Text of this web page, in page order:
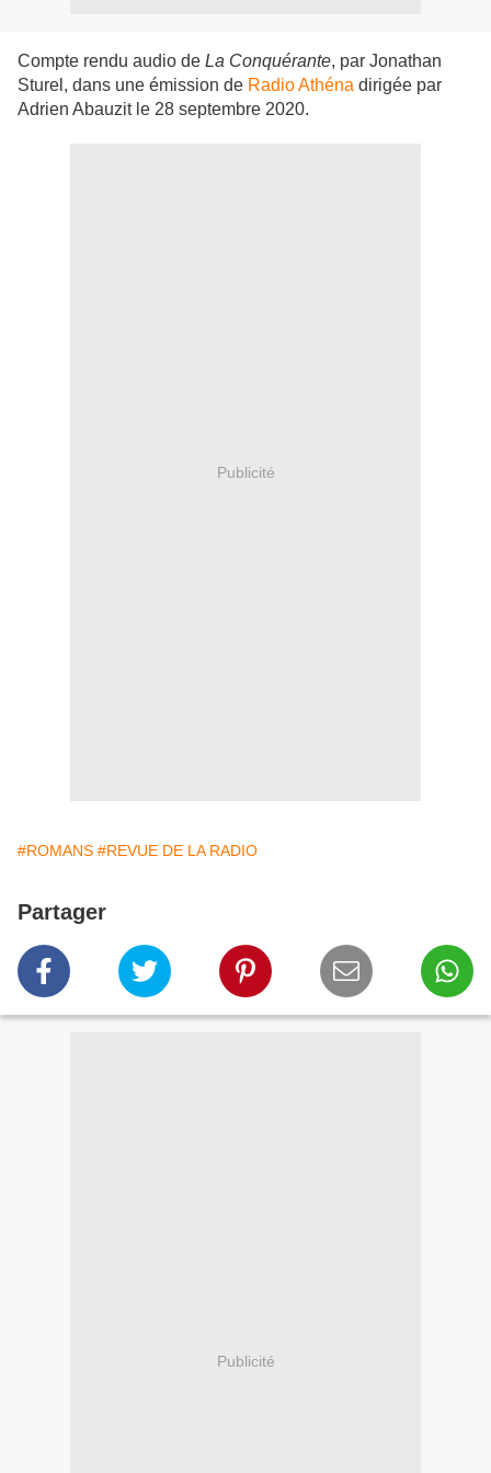
Compte rendu audio de La Conquérante, par Jonathan
Sturel, dans une émission de Radio Athéna dirigée par
Adrien Abauzit le 28 septembre 2020.
Publicité
#ROMANS #REVUE DE LA RADIO
Partager
Publicité